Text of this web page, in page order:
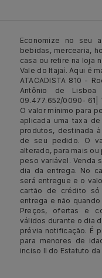
Economize no seu
bebidas, mercearia,
casa ou retire na loja
Vale do Itajaí. Aqui é
ATACADISTA 810 -
Antônio de
09.477.652/0090-
O valor mínimo para
aplicada uma taxa
produtos, destinada
de seu pedido. O
alterado, para mais
peso variável. Venda
dia da entrega. No
será entregue e o
cartão de crédito
entrega e não
Preços, ofertas e
válidos durante o dia
prévia notificação. É
para menores de
inciso II do Estatuto